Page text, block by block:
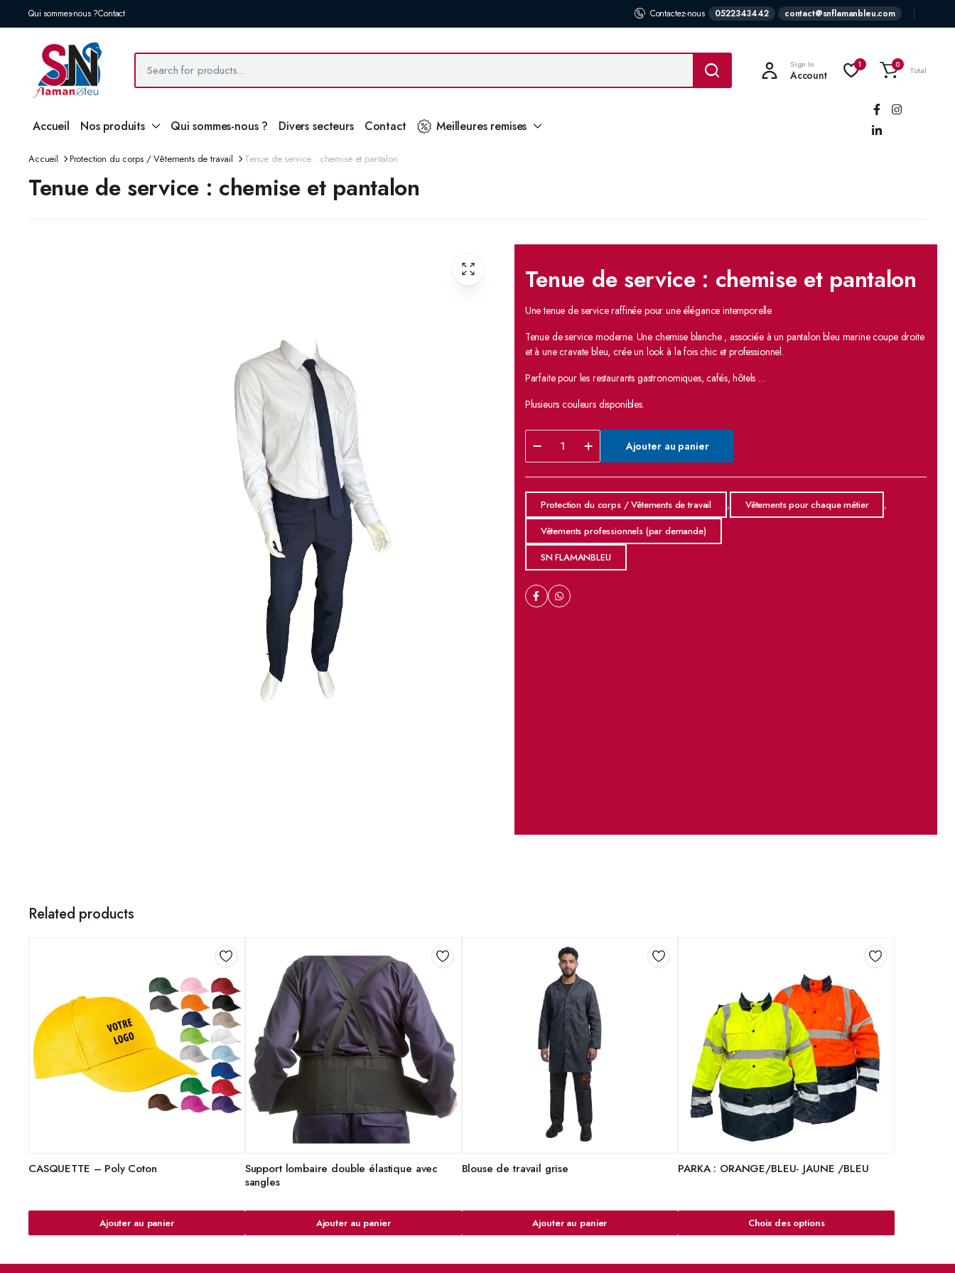
Qui sommes-nous ?Contact Contactez-nous 0522343442 contact@snflamanbleu.com
Sign In
Account
1 0
Total
Accueil Nos produits Qui sommes-nous ? Divers secteurs Contact Meilleures remises
Accueil Protection du corps / Vêtements de travail Tenue de service : chemise et pantalon
Tenue de service : chemise et pantalon
Tenue de service : chemise et pantalon
Une tenue de service raffinée pour une élégance intemporelle
Tenue de service moderne. Une chemise blanche , associée à un pantalon bleu marine coupe droite
et à une cravate bleu, crée un look à la fois chic et professionnel.
Parfaite pour les restaurants gastronomiques, cafés, hôtels …
Plusieurs couleurs disponibles.
Ajouter au panier
Protection du corps / Vêtements de travail , Vêtements pour chaque métier
,
Vêtements professionnels (par demande)
SN FLAMANBLEU
Related products
CASQUETTE – Poly Coton
Ajouter au panier
Support lombaire double élastique avec
sangles
Ajouter au panier
Blouse de travail grise
Ajouter au panier
PARKA : ORANGE/BLEU- JAUNE /BLEU
Choix des options